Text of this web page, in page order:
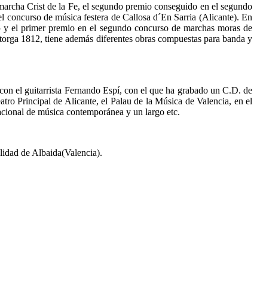
Crist de la Fe, el segundo premio conseguido en el segundo
de música festera de Callosa d´En Sarria (Alicante). En
el primer premio en el segundo concurso de marchas moras de
1812, tiene además diferentes obras compuestas para banda y
el guitarrista Fernando Espí, con el que ha grabado un C.D. de
Principal de Alicante, el Palau de la Música de Valencia, en el
de música contemporánea y un largo etc.
de Albaida(Valencia).